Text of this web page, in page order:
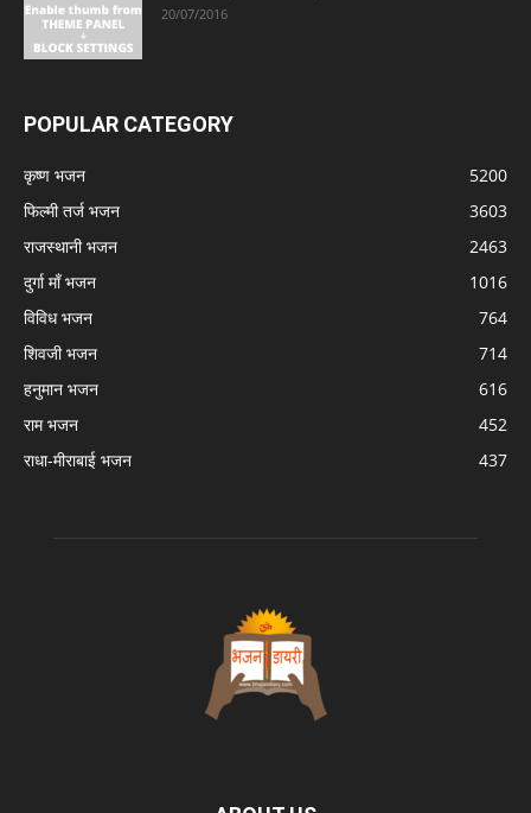
20/07/2016
POPULAR CATEGORY
कृष्ण भजन
5200
फिल्मी तर्ज भजन
3603
राजस्थानी भजन
2463
दुर्गा माँ भजन
1016
विविध भजन
764
शिवजी भजन
714
हनुमान भजन
616
राम भजन
452
राधा-मीराबाई भजन
437